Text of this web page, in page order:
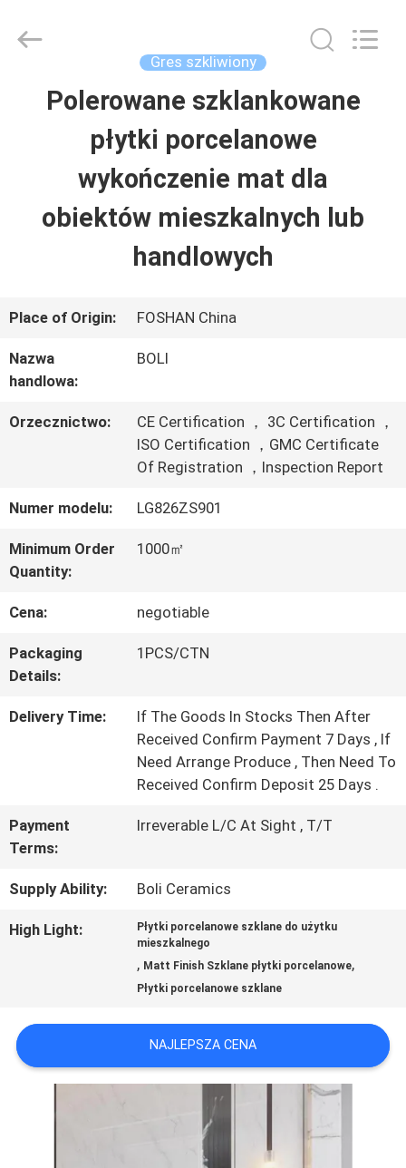
PRODUKTY
NAS
WYCIECZKA
FABRYCE
KONTROLA
JAKOŚCI
SKONTAKTUJ
SIĘ
SITEMAP
POLITYKA
PRYWATNOŚCI
CERAMICS
Gres szkliwiony
Polerowane szklankowane
płytki porcelanowe
wykończenie mat dla
obiektów mieszkalnych lub
handlowych
Place of Origin: FOSHAN China
Nazwa
handlowa:
BOLI
Orzecznictwo:
CE Certification ， 3C Certification ，
ISO Certification ，GMC Certificate
Of Registration ，Inspection Report
Numer modelu: LG826ZS901
Minimum Order
Quantity:
1000㎡
Cena: negotiable
Packaging
Details:
1PCS/CTN
Delivery Time:
If The Goods In Stocks Then After
Received Confirm Payment 7 Days , If
Need Arrange Produce , Then Need To
Received Confirm Deposit 25 Days .
Payment
Terms:
Irreverable L/C At Sight , T/T
Supply Ability: Boli Ceramics
High Light:
Płytki porcelanowe szklane do użytku
mieszkalnego
, Matt Finish Szklane płytki porcelanowe,
Płytki porcelanowe szklane
NAJLEPSZA CENA